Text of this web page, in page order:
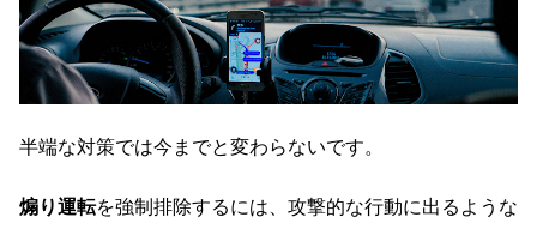
半端な対策では今までと変わらないです。
煽り運転を強制排除するには、攻撃的な行動に出るような